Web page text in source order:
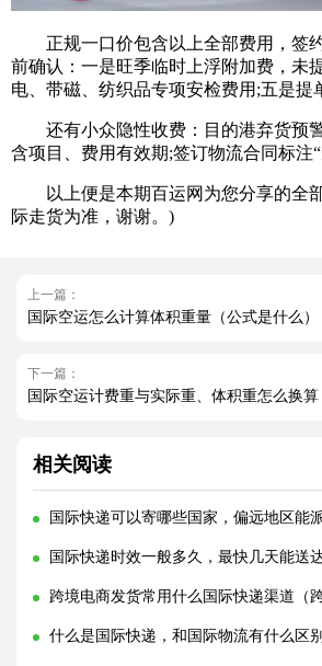
正规一口价包含以上全部费用，签约
前确认：一是旺季临时上浮附加费，未
电、带磁、纺织品专项安检费用;五是提
还有小众隐性收费：目的港弃货预警
含项目、费用有效期;签订物流合同标注
以上便是本期百运网为您分享的全部
际走货为准，谢谢。)
上一篇：
国际空运怎么计算体积重量（公式是什么）
下一篇：
国际空运计费重与实际重、体积重怎么换算
相关阅读
国际快递可以寄哪些国家，偏远地区能
国际快递时效一般多久，最快几天能送
跨境电商发货常用什么国际快递渠道（
什么是国际快递，和国际物流有什么区